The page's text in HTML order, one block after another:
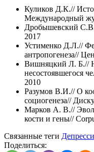
Куликов Д.К.//
Международный
Дробышевский
2017
Устименко Д.Л.//
антропогенеза//
Вишняцкий Л. Б.//
несостоявшегося
2010
Разумов В.И.// О
социогенеза//
Марков А. В.//
кости и гены//
Связанные теги
Поделиться: